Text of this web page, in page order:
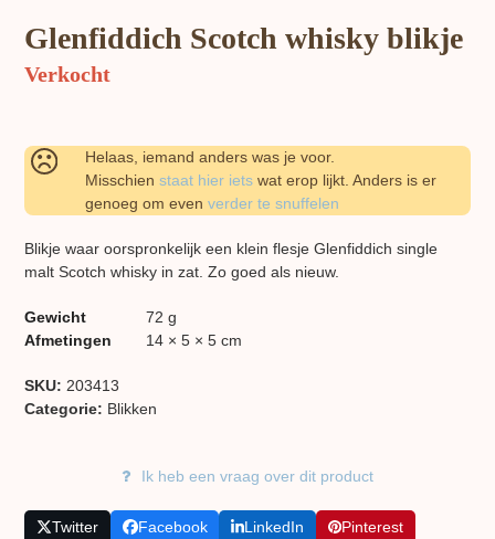
Glenfiddich Scotch whisky blikje
Verkocht
Helaas, iemand anders was je voor.
Misschienstaat hier iets wat erop lijkt. Anders is er
genoeg om evenverder te snuffelen
Blikje waar oorspronkelijk een klein flesje Glenfiddich single
malt Scotch whisky in zat. Zo goed als nieuw.
Gewicht
72 g
Afmetingen
14 × 5 × 5 cm
SKU: 203413
Categorie: Blikken
Ik heb een vraag over dit product
Twitter Facebook LinkedIn
Pinterest